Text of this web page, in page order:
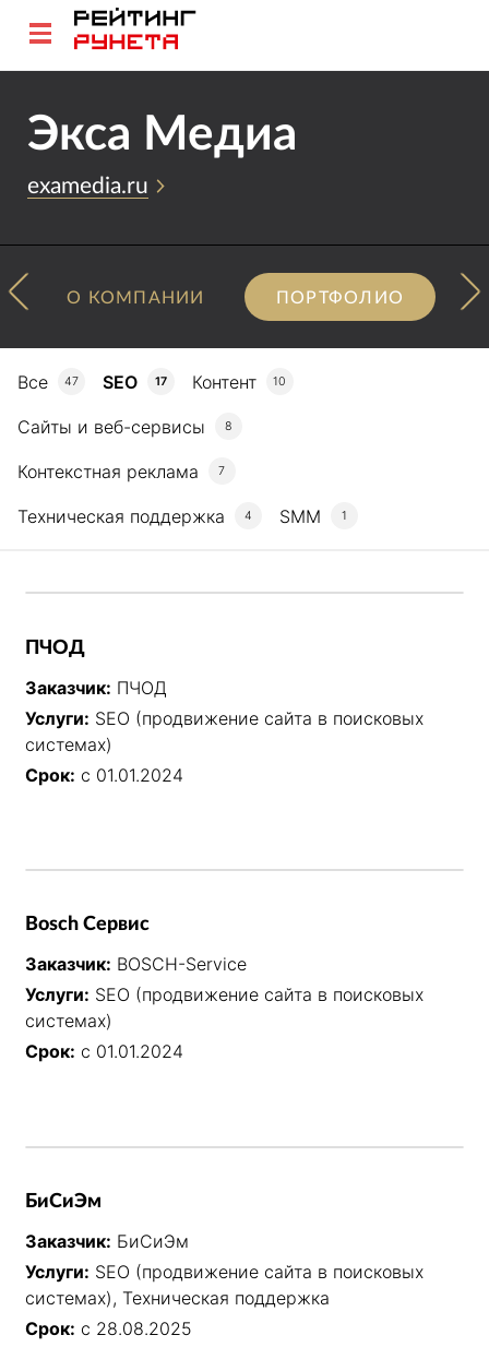
Экса Медиа
examedia.ru
О КОМПАНИИ ПОРТФОЛИО
Все 47 SEO 17 Контент 10
Сайты и веб-сервисы 8
Контекстная реклама 7
Техническая поддержка 4 SMM 1
ПЧОД
Заказчик: ПЧОД
Услуги: SEO (продвижение сайта в поисковых
системах)
Срок: с 01.01.2024
Bosch Сервис
Заказчик: BOSCH-Service
Услуги: SEO (продвижение сайта в поисковых
системах)
Срок: с 01.01.2024
БиСиЭм
Заказчик: БиСиЭм
Услуги: SEO (продвижение сайта в поисковых
системах), Техническая поддержка
Срок: с 28.08.2025